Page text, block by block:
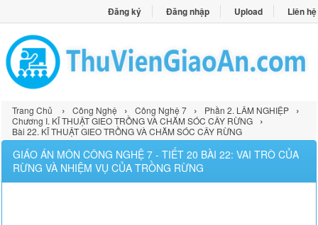
Đăng ký Đăng nhập Upload Liên hệ
Trang Chủ › Công Nghệ › Công Nghệ 7 › Phần 2. LÂM NGHIỆP ›
Chương I. KĨ THUẬT GIEO TRỒNG VÀ CHĂM SÓC CÂY RỪNG ›
Bài 22. KĨ THUẬT GIEO TRỒNG VÀ CHĂM SÓC CÂY RỪNG
GIÁO ÁN MÔN CÔNG NGHỆ 7 - TIẾT 20 BÀI 22: VAI TRÒ CỦA
RỪNG VÀ NHIỆM VỤ CỦA TRỒNG RỪNG